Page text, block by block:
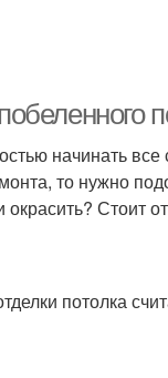
начинать все
то нужно
Стоит
потолка